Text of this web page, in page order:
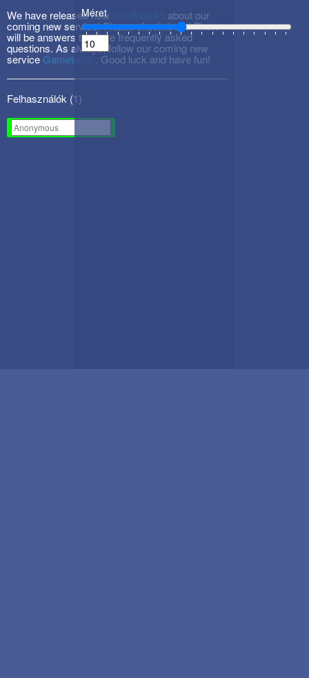
We have released new about our
coming new service! Please check it out! There
will be answers to some frequently asked
questions. As always, follow our coming new
service Gametactic. Good luck and have fun!
Felhasználók (1)
Méret